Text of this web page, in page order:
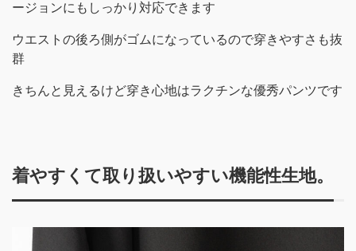
ージョンにもしっかり対応できます
ウエストの後ろ側がゴムになっているので穿きやすさも抜
群
きちんと見えるけど穿き心地はラクチンな優秀パンツです
着やすくて取り扱いやすい機能性生地。